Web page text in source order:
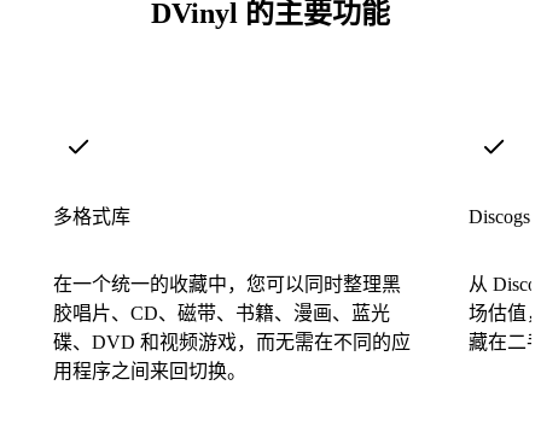
DVinyl 的主要功能
多格式库
在一个统一的收藏中，您可以同时整理黑
胶唱片、CD、磁带、书籍、漫画、蓝光
碟、DVD 和视频游戏，而无需在不同的应
用程序之间来回切换。
Discogs
从
场估值
藏在二